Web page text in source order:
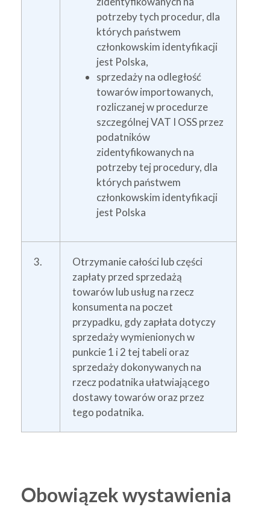
potrzeby tych procedur, dla
których państwem
członkowskim identyfikacji
jest Polska,
sprzedaży na odległość
towarów importowanych,
rozliczanej w procedurze
szczególnej VAT I OSS przez
podatników
zidentyfikowanych na
potrzeby tej procedury, dla
których państwem
członkowskim identyfikacji
jest Polska
3.
Otrzymanie całości lub części
zapłaty przed sprzedażą
towarów lub usług na rzecz
konsumenta na poczet
przypadku, gdy zapłata dotyczy
sprzedaży wymienionych w
punkcie 1 i 2 tej tabeli oraz
sprzedaży dokonywanych na
rzecz podatnika ułatwiającego
dostawy towarów oraz przez
tego podatnika.
Obowiązek wystawienia